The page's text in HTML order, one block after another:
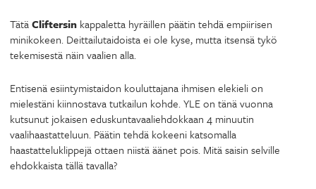
TätäCliftersin kappaletta hyräillen päätin tehdä empiirisen
minikokeen. Deittailutaidoista ei ole kyse, mutta itsensä tykö
tekemisestä näin vaalien alla.
Entisenä esiintymistaidon kouluttajana ihmisen elekieli on
mielestäni kiinnostava tutkailun kohde. YLE on tänä vuonna
kutsunut jokaisen eduskuntavaaliehdokkaan 4 minuutin
vaalihaastatteluun. Päätin tehdä kokeeni katsomalla
haastatteluklippejä ottaen niistä äänet pois. Mitä saisin selville
ehdokkaista tällä tavalla?